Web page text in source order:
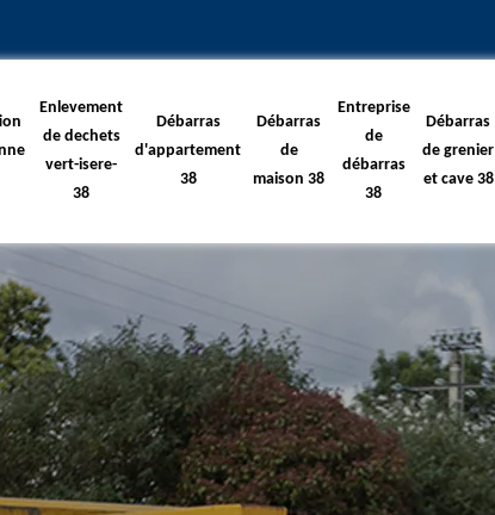
Enlevement
de dechets
vert-isere-
38
Débarras
d'appartement
38
Débarras
de
maison 38
Entreprise
de
débarras
38
Débarras
de grenier
et cave 38